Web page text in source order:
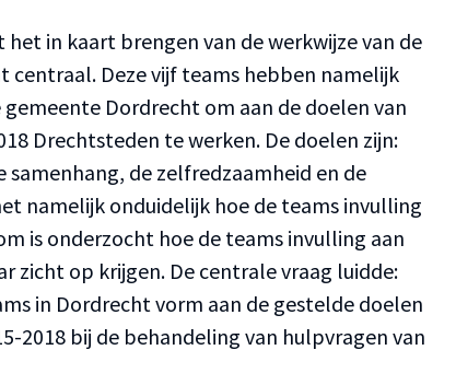
in kaart brengen van de werkwijze van de
centraal. Deze vijf teams hebben namelijk
Dordrecht om aan de doelen van
Drechtsteden te werken. De doelen zijn:
samenhang, de zelfredzaamheid en de
namelijk onduidelijk hoe de teams invulling
is onderzocht hoe de teams invulling aan
zicht op krijgen. De centrale vraag luidde:
in Dordrecht vorm aan de gestelde doelen
2018 bij de behandeling van hulpvragen van